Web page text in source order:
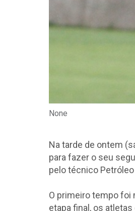
None
Na tarde de ontem
para fazer o seu
pelo técnico
O primeiro tempo foi
etapa final, os